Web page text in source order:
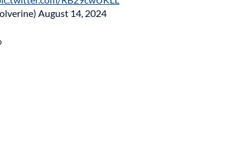
August 14, 2024